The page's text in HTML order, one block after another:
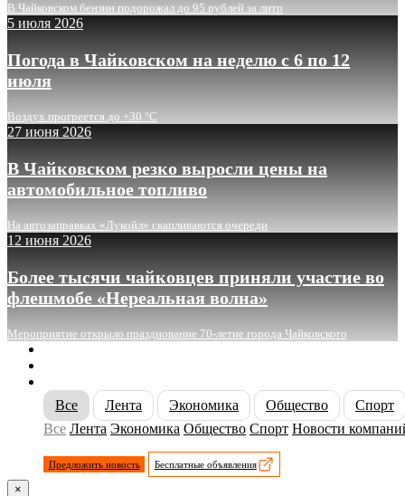
В Чайковском бензин подорожал до 95 рублей за литр
5 июля 2026
Погода в Чайковском на неделю с 6 по 12
июля
Воздух прогреется до +30 °C
27 июня 2026
В Чайковском резко выросли цены на
автомобильное топливо
На автозаправках «Лукойл» скапливаются очереди
12 июня 2026
Более тысячи чайковцев приняли участие во
флешмобе «Нереальная волна»
Мероприятие открыло празднование 70-летие города Чайковского
Все
Лента Экономика Общество
Спорт
Все Лента Экономика Общество Спорт Новости
Предложить новость Бесплатные объявления
×